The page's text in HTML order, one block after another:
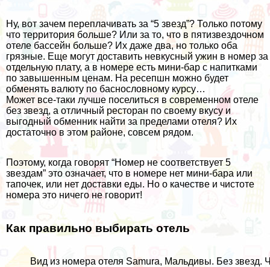
Ну, вот зачем переплачивать за “5 звезд”? Только потому
что территория больше? Или за то, что в пятизвездочном
отеле бассейн больше? Их даже два, но только оба
грязные. Еще могут доставить невкусный ужин в номер за
отдельную плату, а в номере есть мини-бар с напитками
по завышенным ценам. На ресепшн можно будет
обменять валюту по баснословному курсу…
Может все-таки лучше поселиться в современном отеле
без звезд, а отличный ресторан по своему вкусу и
выгодный обменник найти за пределами отеля? Их
достаточно в этом районе, совсем рядом.
Поэтому, когда говорят “Номер не соответствует 5
звездам” это означает, что в номере нет мини-бара или
тапочек, или нет доставки еды. Но о качестве и чистоте
номера это ничего не говорит!
Как правильно выбирать отель
Вид из номера отеля Samura, Мальдивы. Без звезд.